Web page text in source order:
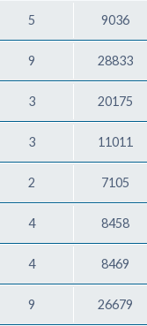
5 9036
9 28833
3 20175
3 11011
2 7105
4 8458
4 8469
9 26679